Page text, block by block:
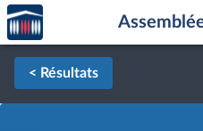
Aller au contenu
Aller en bas de la page
Accèder
à la
page
d'accueil
< Résultats